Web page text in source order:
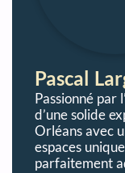
Pascal
Passionné par
d’une solide
Orléans avec
espaces
parfaitement